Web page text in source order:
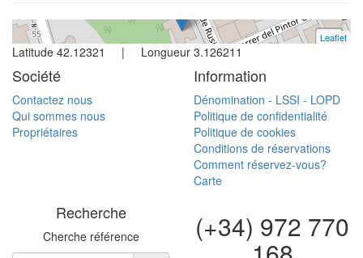
+
Leaflet
Latitude 42.12321 | Longueur 3.126211
Société
Contactez nous
Qui sommes nous
Propriétaires
Information
Dénomination - LSSI - LOPD
Politique de confidentialité
Politique de cookies
Conditions de réservations
Comment réservez-vous?
Carte
Recherche
Cherche référence (+34) 972 770